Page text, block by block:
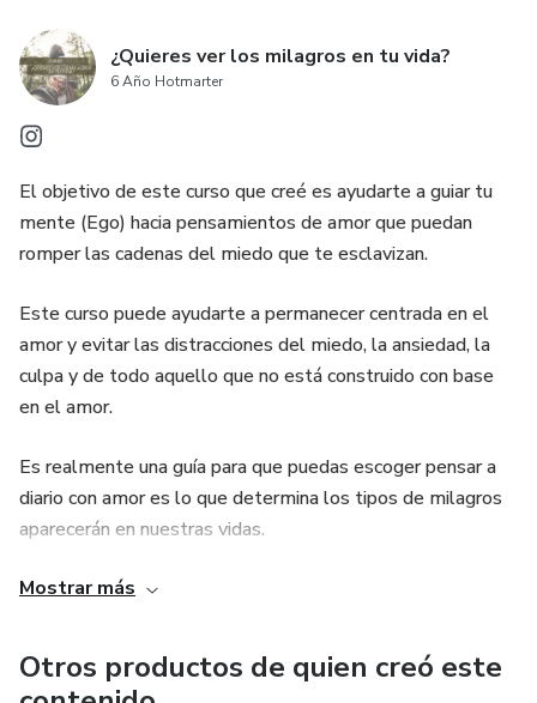
¿Quieres ver los milagros en tu vida?
6 Año Hotmarter
El objetivo de este curso que creé es ayudarte a guiar tu
mente (Ego) hacia pensamientos de amor que puedan
romper las cadenas del miedo que te esclavizan.
Este curso puede ayudarte a permanecer centrada en el
amor y evitar las distracciones del miedo, la ansiedad, la
culpa y de todo aquello que no está construido con base
en el amor.
Es realmente una guía para que puedas escoger pensar a
diario con amor es lo que determina los tipos de milagros
aparecerán en nuestras vidas.
El universo está listo para entregarte sus bendiciones.
Mostrar más
Otros productos de quien creó este